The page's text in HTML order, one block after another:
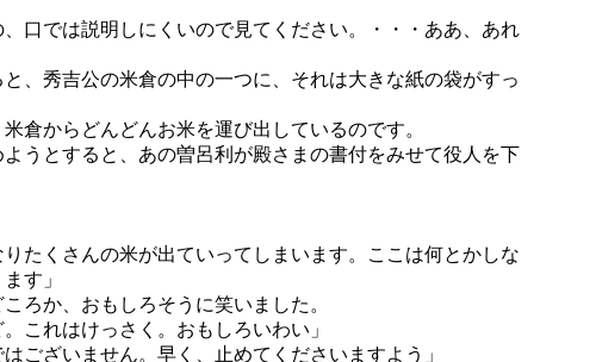
、口では説明しにくいので見てください。・・・ああ、あれ
、秀吉公の米倉の中の一つに、それは大きな紙の袋がすっ
倉からどんどんお米を運び出しているのです。
うとすると、あの曽呂利が殿さまの書付をみせて役人を下
りたくさんの米が出ていってしまいます。ここは何とかしな
す」
ろか、おもしろそうに笑いました。
これはけっさく。おもしろいわい」
ございません。早く、止めてくださいますよう」